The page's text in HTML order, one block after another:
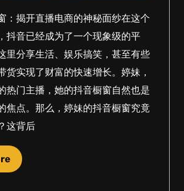
：揭开直播电商的神秘面纱在这个
抖音已经成为了一个现象级的平
里分享生活、娱乐搞笑，甚至有些
货实现了财富的快速增长。婷妹，
热门主播，她的抖音橱窗自然也是
焦点。那么，婷妹的抖音橱窗究竟
这背后